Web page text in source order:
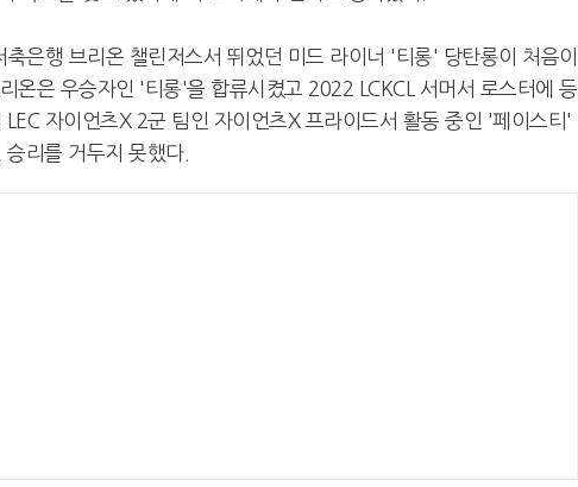
은행 브리온 챌린저스서 뛰었던 미드 라이너 '티롱' 당탄롱이 처음이
온은 우승자인 '티롱'을 합류시켰고 2022 LCKCL 서머서 로스터에 등
자이언츠X 2군 팀인 자이언츠X 프라이드서 활동 중인 '페이스티'
리를 거두지 못했다.